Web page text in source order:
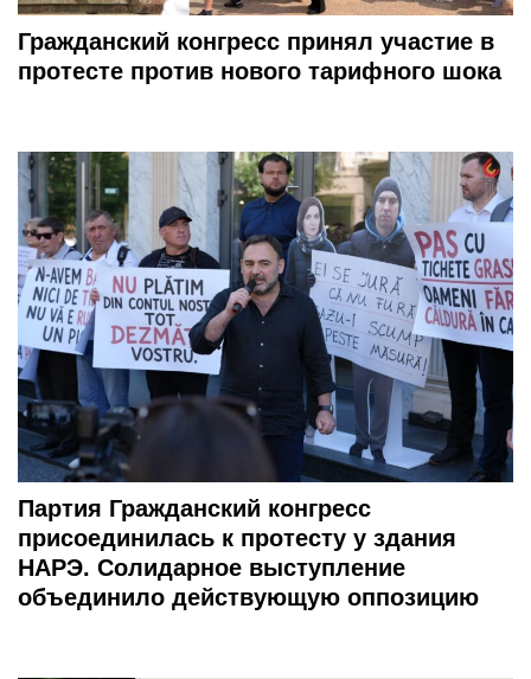
Гражданский конгресс принял участие в
протесте против нового тарифного шока
Партия Гражданский конгресс
присоединилась к протесту у здания
НАРЭ. Солидарное выступление
объединило действующую оппозицию